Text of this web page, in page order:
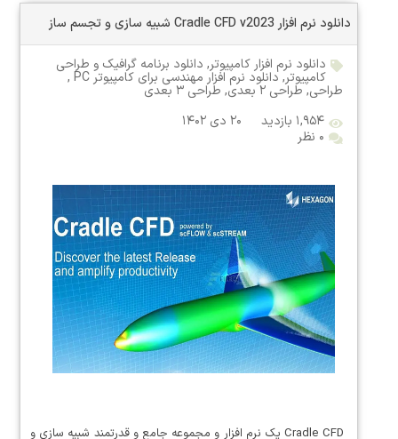
دانلود نرم افزار Cradle CFD v2023 شبیه سازی و تجسم ساز
دانلود نرم افزار کامپیوتر, دانلود برنامه گرافیک و طراحی
کامپیوتر,دانلود نرم افزار مهندسی برای کامپیوتر PC ,
طراحی, طراحی ۲ بعدی , طراحی ۳ بعدی
۱,۹۵۴ بازدید
۲۰ دی ۱۴۰۲
۰ نظر
Cradle CFD یک نرم افزار و مجموعه جامع و قدرتمند شبیه سازی و